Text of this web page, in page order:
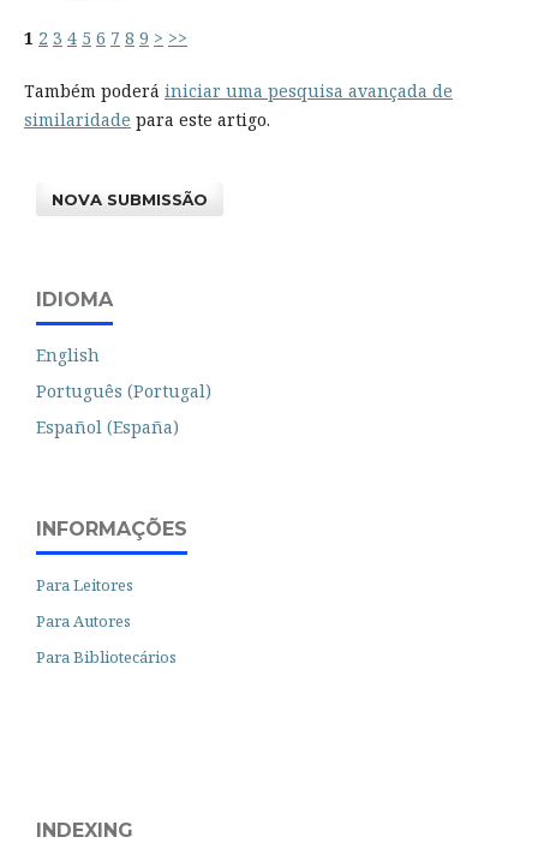
1 2 3 4 5 6 7 8 9 > >>
Também poderá iniciar uma pesquisa avançada de
similaridade para este artigo.
NOVA SUBMISSÃO
IDIOMA
English
Português (Portugal)
Español (España)
INFORMAÇÕES
Para Leitores
Para Autores
Para Bibliotecários
INDEXING